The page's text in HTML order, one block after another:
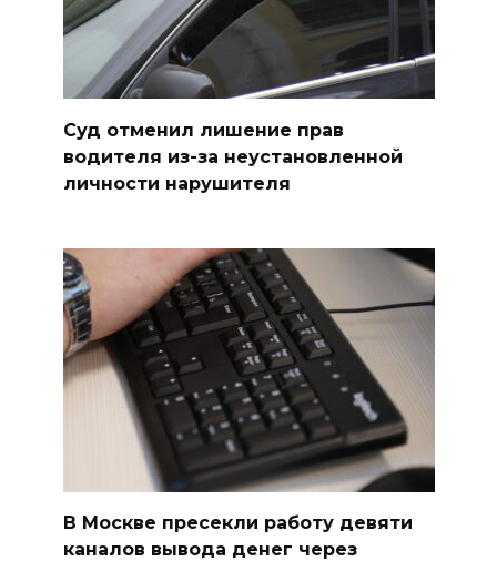
Суд отменил лишение прав
водителя из-за неустановленной
личности нарушителя
В Москве пресекли работу девяти
каналов вывода денег через